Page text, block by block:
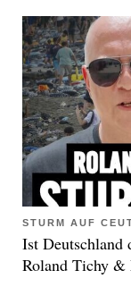
STURM AUF
Ist Deutschland
Roland Tichy &